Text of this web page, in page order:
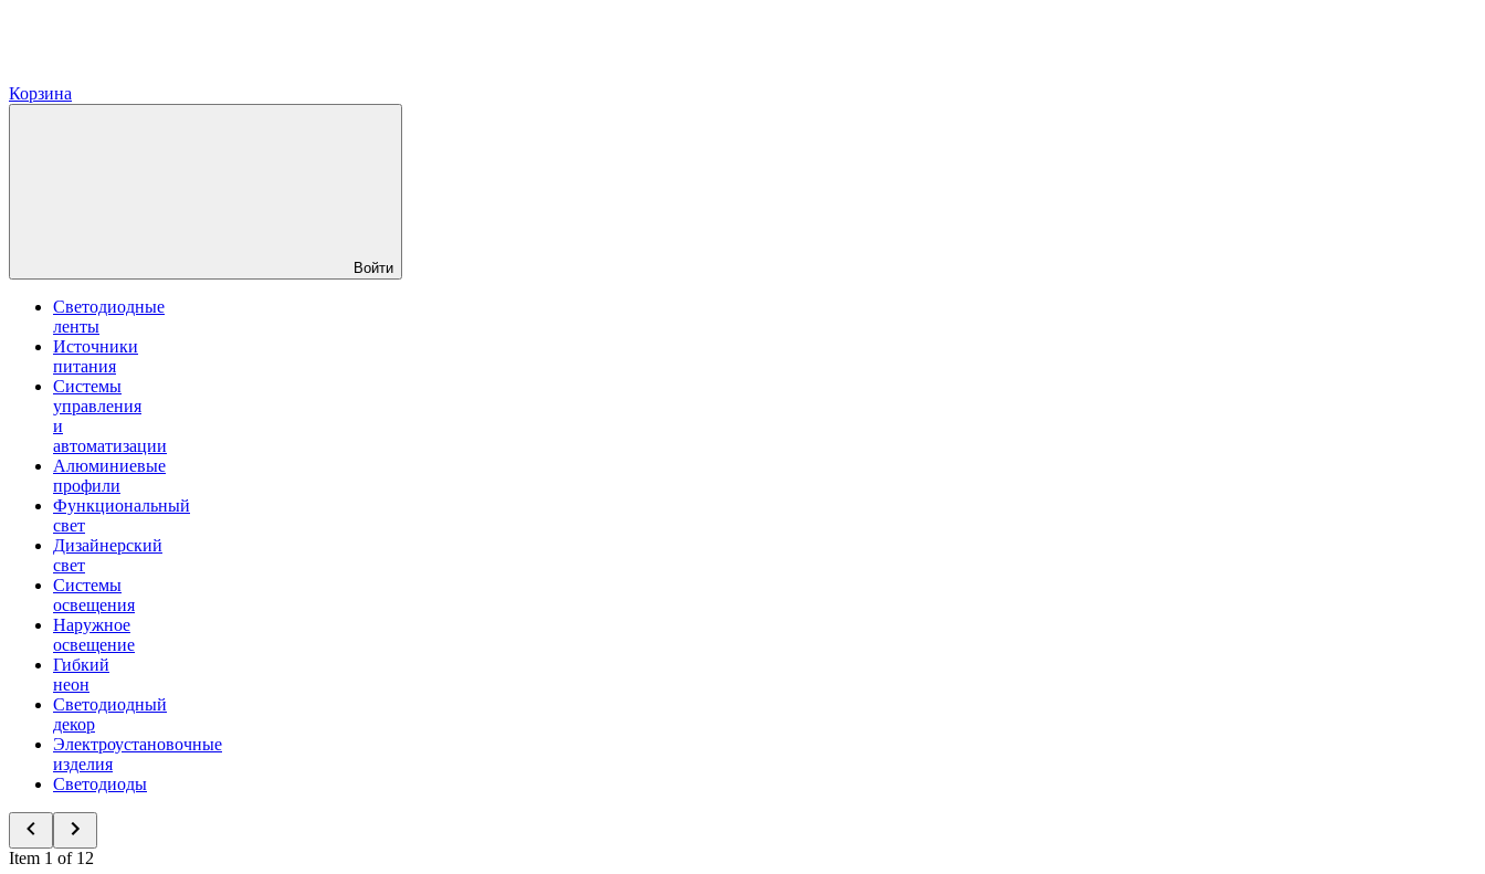
Корзина
Войти
Светодиодные
ленты
Источники
питания
Системы
управления
и
автоматизации
Алюминиевые
профили
Функциональный
свет
Дизайнерский
свет
Системы
освещения
Наружное
освещение
Гибкий
неон
Светодиодный
декор
Электроустановочные
изделия
Светодиоды
Item 1 of 12